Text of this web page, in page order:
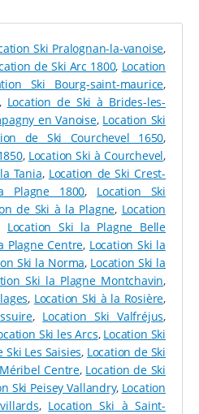
est surtout apprécié des
débutants. Le domaine
et 2 pistes bleues,
et se perfectionner à tout
À BESSANS DANS
2000
reine à Bessans, Tracq
sûr ce type d’équipement à
en ligne ainsi qu’en magasin,
de skis avec chaussures
fond classique ou skating
alpin, les équipements sont
: modèles pour les 2-6 ans,
deskis alpinsadultes, ainsi
niveau débutant ou
skis. Chaque équipement
de ski,vivement
Ski Pralognan-la-vanoise,
de Ski Arc 1800, Location
Ski Bourg-saint-maurice,
, Location de Ski à Brides-les-
en Vanoise, Location Ski
de Ski Courchevel 1650,
, Location Ski à Courchevel,
Tania, Location de Ski Crest-
Plagne 1800, Location Ski
de Ski à la Plagne, Location
Location Ski la Plagne Belle
Plagne Centre, Location Ski la
Ski la Norma, Location Ski la
Ski la Plagne Montchavin,
, Location Ski à la Rosière,
, Location Ski Valfréjus,
Ski les Arcs, Location Ski
Ski Les Saisies, Location de Ski
Centre, Location de Ski
Ski Peisey Vallandry, Location
, Location Ski à Saint-